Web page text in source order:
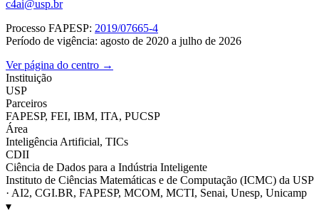
c4ai@usp.br
Processo FAPESP: 2019/07665-4
Período de vigência: agosto de 2020 a julho de 2026
Ver página do centro →
Instituição
USP
Parceiros
FAPESP, FEI, IBM, ITA, PUCSP
Área
Inteligência Artificial, TICs
CDII
Ciência de Dados para a Indústria Inteligente
Instituto de Ciências Matemáticas e de Computação (ICMC) da USP
· AI2, CGI.BR, FAPESP, MCOM, MCTI, Senai, Unesp, Unicamp
▾